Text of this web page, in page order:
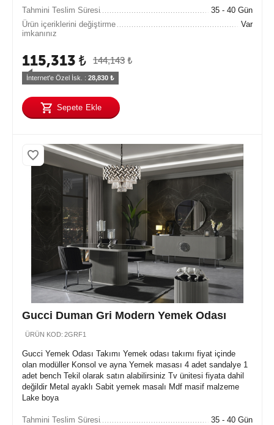
Tahmini Teslim Süresi
35 - 40 Gün
Ürün içeriklerini değiştirme
imkanınız
Var
144,143 ₺
115,313 ₺
İnternet'e Özel İsk. : 28,830 ₺
Sepete Ekle
Gucci Duman Gri Modern Yemek Odası
ÜRÜN KOD: 2GRF1
Gucci Yemek Odası Takımı Yemek odası takımı fiyat içinde
olan modüller Konsol ve ayna Yemek masası 4 adet sandalye 1
adet bench Tekil olarak satın alabilirsiniz Tv ünitesi fiyata dahil
değildir Metal ayaklı Sabit yemek masalı Mdf masif malzeme
Lake boya
Tahmini Teslim Süresi
35 - 40 Gün